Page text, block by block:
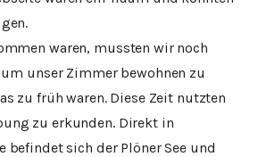
waren, mussten wir noch
unser Zimmer bewohnen zu
zu früh waren. Diese Zeit nutzten
zu erkunden. Direkt in
befindet sich der Plöner See und